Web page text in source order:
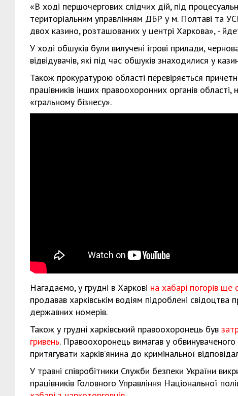
«В ході першочергових слідчих дій, під
територіальним управлінням ДБР у м. Полтаві та
двох казино, розташованих у центрі Харкова», -
У ході обшуків були вилучені ігрові прилади,
відвідувачів, які під час обшуків знаходилися у
Також прокуратурою області перевіряється
працівників інших правоохоронних органів
«гральному бізнесу».
Нагадаємо, у грудні в Харкові на хабарі погорів
продавав харківськім водіям підроблені
державних номерів.
Також у грудні харківський правоохоронець був
гривень. Правоохоронець вимагав у
притягувати харків’янина до кримінальної
У травні співробітники Служби безпеки України
працівників Головного Управління Національної